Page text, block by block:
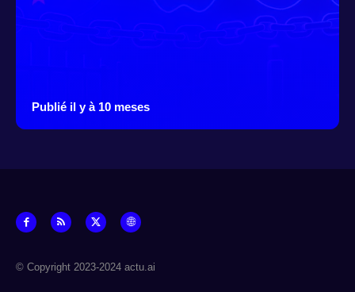
Publié il y à 10 meses
© Copyright 2023-2024 actu.ai